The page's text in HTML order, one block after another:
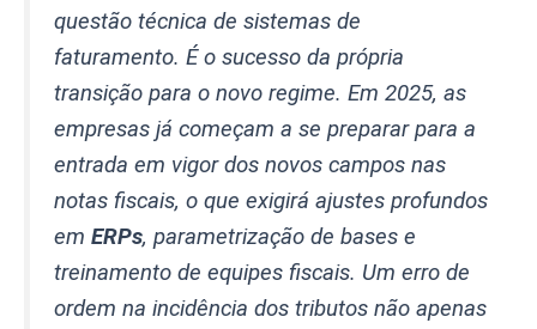
questão técnica de sistemas de
faturamento. É o sucesso da própria
transição para o novo regime. Em 2025, as
empresas já começam a se preparar para a
entrada em vigor dos novos campos nas
notas fiscais, o que exigirá ajustes profundos
em ERPs, parametrização de bases e
treinamento de equipes fiscais. Um erro de
ordem na incidência dos tributos não apenas